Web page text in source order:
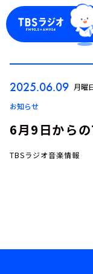
トピックス
2025.06.09 月曜
お知らせ
6月9日からの
TBSラジオ音楽情報